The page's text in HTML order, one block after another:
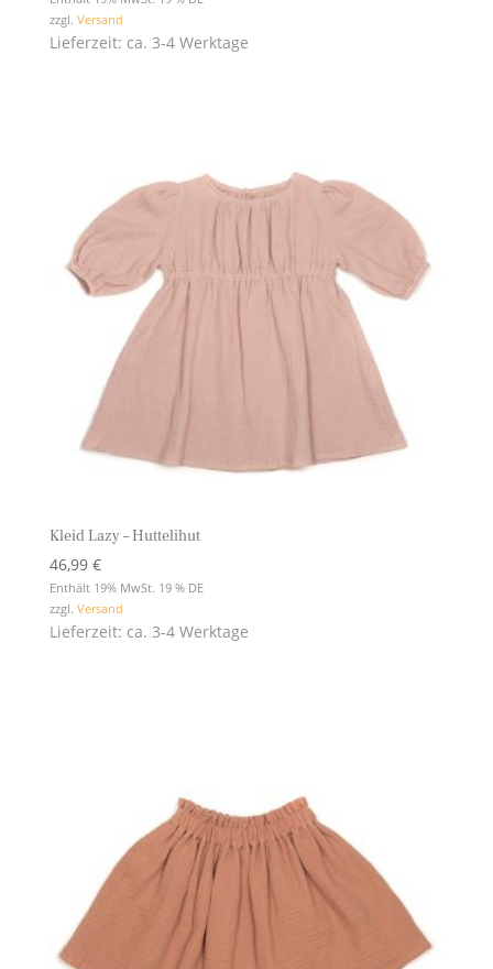
zzgl. Versand
Lieferzeit: ca. 3-4 Werktage
Kleid Lazy – Huttelihut
46,99 €
Enthält 19% MwSt. 19 % DE
zzgl. Versand
Lieferzeit: ca. 3-4 Werktage